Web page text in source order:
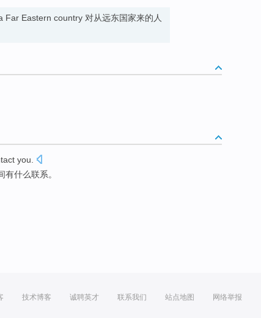
Eastern country 对从远东国家来的人
you
有什么联系。
技术博客 诚聘英才 联系我们 站点地图 网络举报